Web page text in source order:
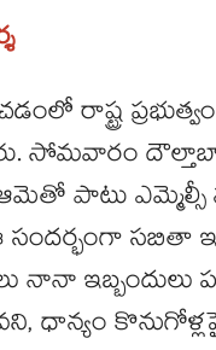
రాష్ట్ర
సోమవారం
పాటు ఎమ్మెల్సీ
సబితా
ఇబ్బందులు
ధాన్యం